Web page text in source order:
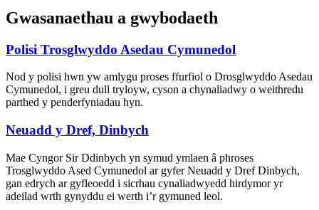
Gwasanaethau a gwybodaeth
Polisi Trosglwyddo Asedau Cymunedol
Nod y polisi hwn yw amlygu proses ffurfiol o Drosglwyddo Asedau
Cymunedol, i greu dull tryloyw, cyson a chynaliadwy o weithredu
parthed y penderfyniadau hyn.
Neuadd y Dref, Dinbych
Mae Cyngor Sir Ddinbych yn symud ymlaen â phroses
Trosglwyddo Ased Cymunedol ar gyfer Neuadd y Dref Dinbych,
gan edrych ar gyfleoedd i sicrhau cynaliadwyedd hirdymor yr
adeilad wrth gynyddu ei werth i’r gymuned leol.